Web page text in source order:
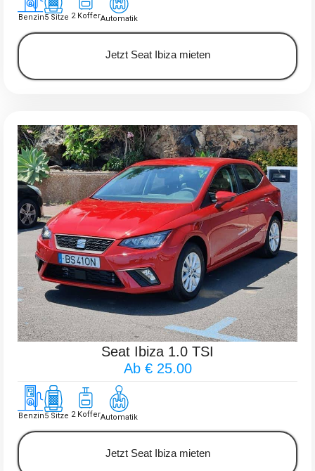
Benzin5 Sitze 2 KofferAutomatik
Jetzt Seat Ibiza mieten
Seat Ibiza 1.0 TSI
Ab € 25.00
Benzin5 Sitze 2 KofferAutomatik
Jetzt Seat Ibiza mieten